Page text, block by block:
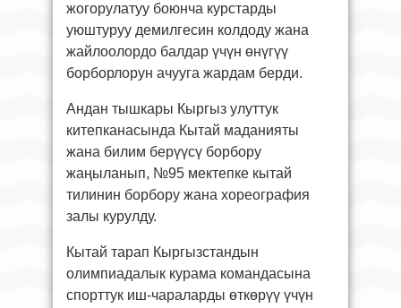
жогорулатуу боюнча курстарды
уюштуруу демилгесин колдоду жана
жайлоолордо балдар үчүн өнүгүү
борборлорун ачууга жардам берди.
Андан тышкары Кыргыз улуттук
китепканасында Кытай маданияты
жана билим берүүсү борбору
жаңыланып, №95 мектепке кытай
тилинин борбору жана хореография
залы курулду.
Кытай тарап Кыргызстандын
олимпиадалык курама командасына
спорттук иш-чараларды өткөрүү үчүн